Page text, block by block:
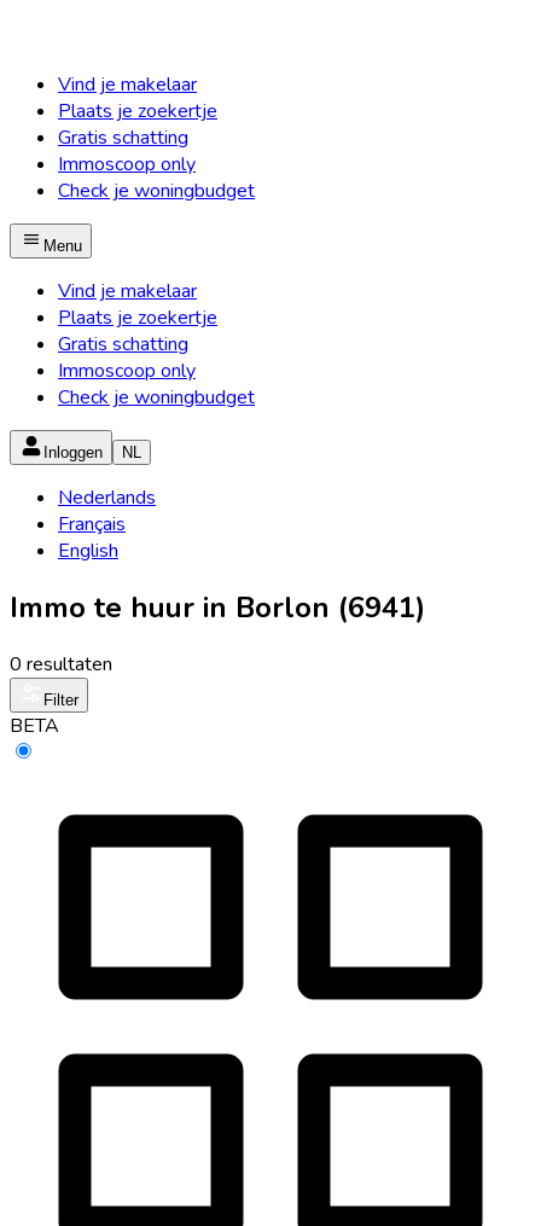
Vind je makelaar
Plaats je zoekertje
Gratis schatting
Immoscoop only
Check je woningbudget
Menu
Vind je makelaar
Plaats je zoekertje
Gratis schatting
Immoscoop only
Check je woningbudget
Inloggen NL
Nederlands
Français
English
Immo te huur in Borlon (6941)
0 resultaten
Filter
BETA